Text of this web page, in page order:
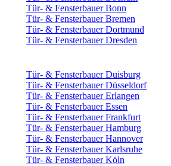
Tür- & Fensterbauer Bonn
Tür- & Fensterbauer Bremen
Tür- & Fensterbauer Dortmund
Tür- & Fensterbauer Dresden
Tür- & Fensterbauer Duisburg
Tür- & Fensterbauer Düsseldorf
Tür- & Fensterbauer Erlangen
Tür- & Fensterbauer Essen
Tür- & Fensterbauer Frankfurt
Tür- & Fensterbauer Hamburg
Tür- & Fensterbauer Hannover
Tür- & Fensterbauer Karlsruhe
Tür- & Fensterbauer Köln